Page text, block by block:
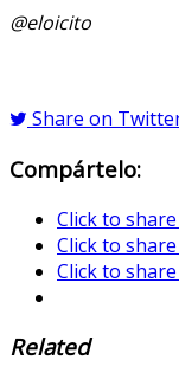
@eloicito
Share on
Compártelo:
Click to
Click to
Click to
Related